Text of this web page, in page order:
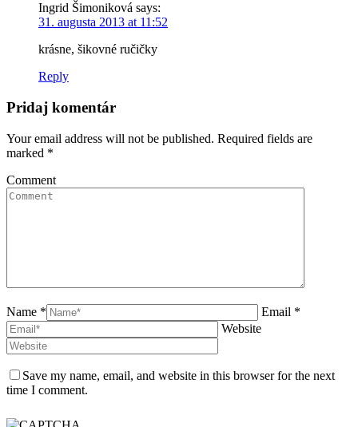
Ingrid Šimoniková says:
31. augusta 2013 at 11:52
krásne, šikovné ručičky
Reply
Pridaj komentár
Your email address will not be published. Required fields are
marked *
Comment
Name *
Email *
Website
Save my name, email, and website in this browser for the next
time I comment.